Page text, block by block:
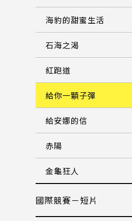
海豹的甜蜜生活
石海之渴
紅跑道
給你一顆子彈
給安娜的信
赤陽
金龜狂人
國際競賽－短片